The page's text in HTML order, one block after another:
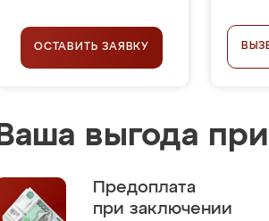
ОСТАВИТЬ ЗАЯВКУ
Ваша выгода
Предоплата
при заключении